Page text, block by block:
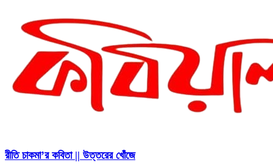
রীতি চাকমা’র কবিতা || উত্তরের খোঁজে